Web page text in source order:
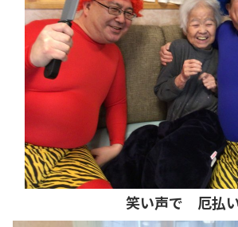
笑い声で 厄払